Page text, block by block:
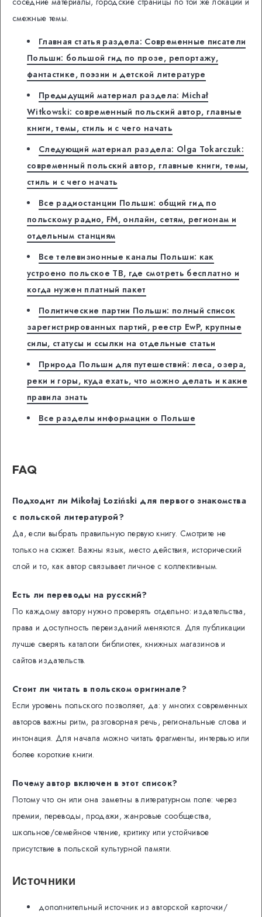
смежные темы.
Главная статья раздела: Современные писатели
Польши: большой гид по прозе, репортажу,
фантастике, поэзии и детской литературе
Предыдущий материал раздела: Michał
Witkowski: современный польский автор, главные
книги, темы, стиль и с чего начать
Следующий материал раздела: Olga Tokarczuk:
современный польский автор, главные книги, темы,
стиль и с чего начать
Все радиостанции Польши: общий гид по
польскому радио, FM, онлайн, сетям, регионам и
отдельным станциям
Все телевизионные каналы Польши: как
устроено польское ТВ, где смотреть бесплатно и
когда нужен платный пакет
Политические партии Польши: полный список
зарегистрированных партий, реестр EwP, крупные
силы, статусы и ссылки на отдельные статьи
Природа Польши для путешествий: леса, озера,
реки и горы, куда ехать, что можно делать и какие
правила знать
Все разделы информации о Польше
FAQ
Подходит ли Mikołaj Łoziński для первого знакомства
с польской литературой?
Да, если выбрать правильную первую книгу. Смотрите не
только на сюжет. Важны язык, место действия, исторический
слой и то, как автор связывает личное с коллективным.
Есть ли переводы на русский?
По каждому автору нужно проверять отдельно: издательства,
права и доступность переизданий меняются. Для публикации
лучше сверять каталоги библиотек, книжных магазинов и
сайтов издательств.
Стоит ли читать в польском оригинале?
Если уровень польского позволяет, да: у многих современных
авторов важны ритм, разговорная речь, региональные слова и
интонация. Для начала можно читать фрагменты, интервью или
более короткие книги.
Почему автор включен в этот список?
Потому что он или она заметны в литературном поле: через
премии, переводы, продажи, жанровые сообщества,
школьное/семейное чтение, критику или устойчивое
присутствие в польской культурной памяти.
Источники
дополнительный источник из авторской карточки/